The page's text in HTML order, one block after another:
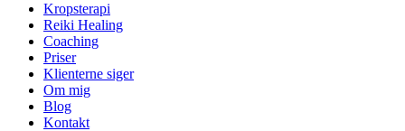
Kropsterapi
Reiki Healing
Coaching
Priser
Klienterne siger
Om mig
Blog
Kontakt